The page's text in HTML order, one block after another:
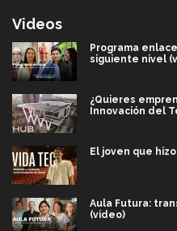
Videos
Programa
siguiente nivel
¿Quieres
Innovación del
El joven que
Aula Futura:
(video)